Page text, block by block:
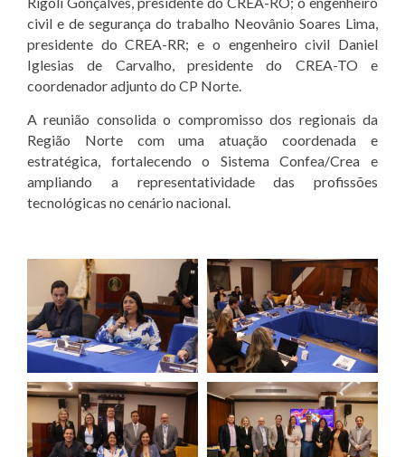
civil e de segurança do trabalho Neovânio Soares Lima,
presidente do CREA-RR; e o engenheiro civil Daniel
Iglesias de Carvalho, presidente do CREA-TO e
coordenador adjunto do CP Norte.
A reunião consolida o compromisso dos regionais da
Região Norte com uma atuação coordenada e
estratégica, fortalecendo o Sistema Confea/Crea e
ampliando a representatividade das profissões
tecnológicas no cenário nacional.